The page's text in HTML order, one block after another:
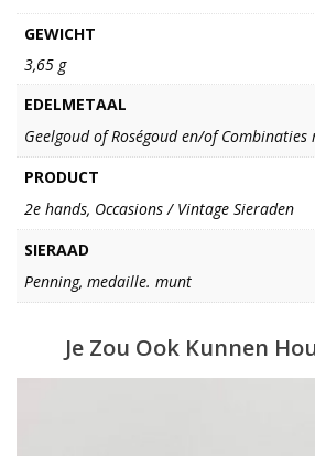
GEWICHT
3,65 g
EDELMETAAL
Geelgoud of Roségoud en/of
PRODUCT
2e hands, Occasions / Vintage Sieraden
SIERAAD
Penning, medaille. munt
Je Zou Ook Kunnen